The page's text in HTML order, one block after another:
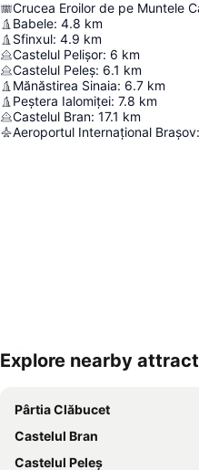
Crucea Eroilor de pe Muntele
Babele: 4.8 km
Sfinxul: 4.9 km
Castelul Pelișor: 6 km
Castelul Peleș: 6.1 km
Mănăstirea Sinaia: 6.7 km
Peștera Ialomiței: 7.8 km
Castelul Bran: 17.1 km
Aeroportul Internațional Brașov:
Explore nearby
Pârtia Clăbucet
Castelul Bran
Castelul Peleș